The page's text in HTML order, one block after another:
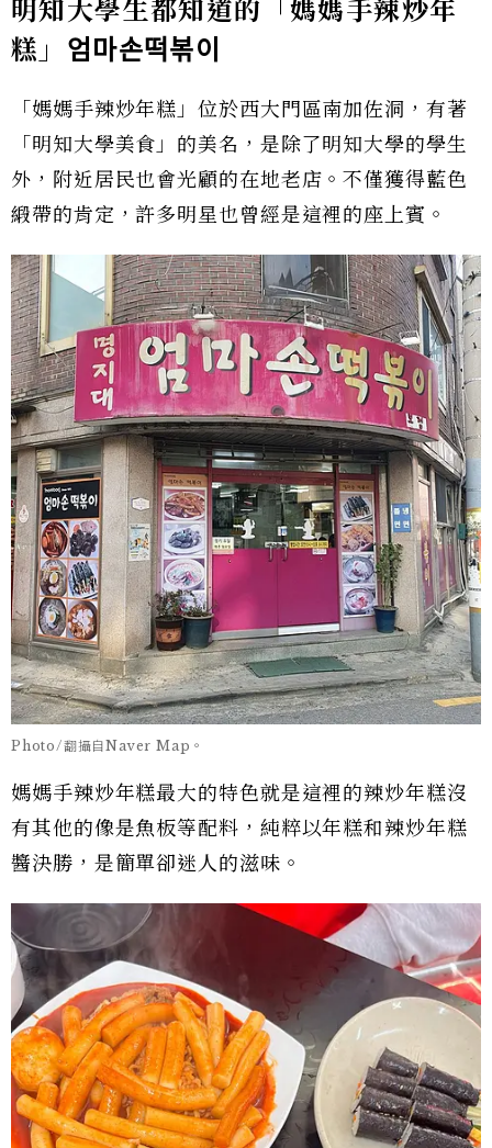
明知大學生都知道的「媽媽手辣炒年
糕」 엄마손떡볶이
「媽媽手辣炒年糕」位於西大門區南加佐洞，有著
「明知大學美食」的美名，是除了明知大學的學生
外，附近居民也會光顧的在地老店。不僅獲得藍色
緞帶的肯定，許多明星也曾經是這裡的座上賓。
Photo/翻攝自Naver Map。
媽媽手辣炒年糕最大的特色就是這裡的辣炒年糕沒
有其他的像是魚板等配料，純粹以年糕和辣炒年糕
醬決勝，是簡單卻迷人的滋味。